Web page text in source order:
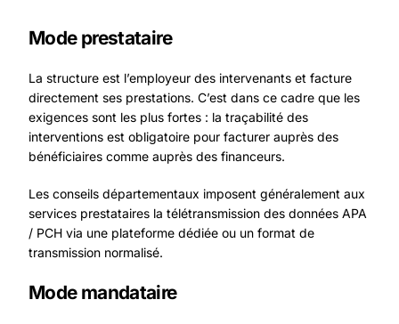
Mode prestataire
La structure est l’employeur des intervenants et facture
directement ses prestations. C’est dans ce cadre que les
exigences sont les plus fortes : la traçabilité des
interventions est obligatoire pour facturer auprès des
bénéficiaires comme auprès des financeurs.
Les conseils départementaux imposent généralement aux
services prestataires la télétransmission des données APA
/ PCH via une plateforme dédiée ou un format de
transmission normalisé.
Mode mandataire